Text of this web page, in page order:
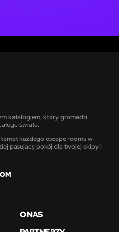
katalogiem, który gromadzi
świata.
każdego escape roomu w
pasujący pokój dla twojej ekipy i
O NAS